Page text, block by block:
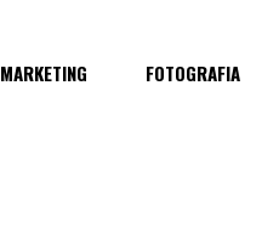
MARKETING FOTOGRAFIA